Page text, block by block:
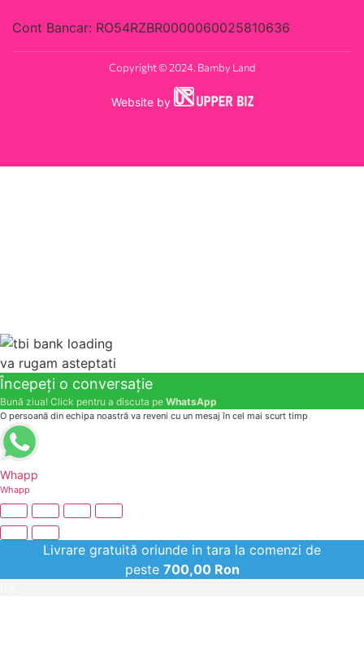
Cont Bancar: RO54RZBR0000060025810636
Copyright © 2024. Bamby Land
Website by
va rugam asteptati
Începeți o conversație
Bună ziua! Click pentru a discuta pe WhatsApp
O persoană din echipa noastră va reveni cu un mesaj în cel mai scurt timp
Whapp
Whapp
Livrare gratuită oriunde in tara la comenzi de
peste 700,00 Ron